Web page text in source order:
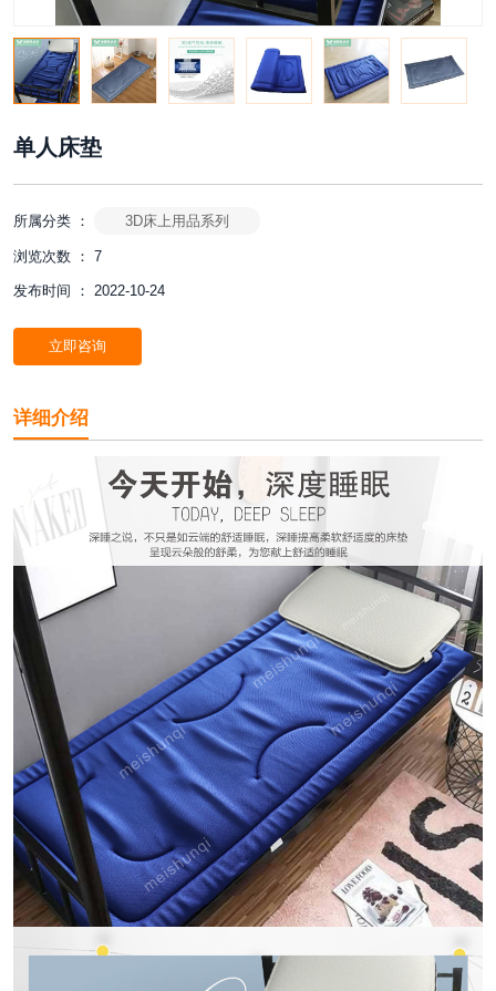
单人床垫
所属分类 ： 3D床上用品系列
浏览次数 ： 7
发布时间 ： 2022-10-24
立即咨询
详细介绍